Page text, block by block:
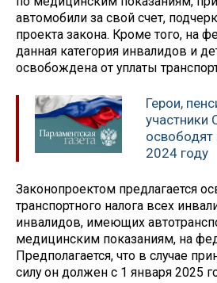
автомобили за свой счет,
проекта закона. Кроме того, на
данная категория инвалидов и
освобождена от уплаты
Герои,
участники
освободят
2024 году
Законопроектом предлагается
транспортного налога всех
инвалидов, имеющих
медицинским показаниям, на
Предполагается, что в случае
силу он должен с 1 января 2025